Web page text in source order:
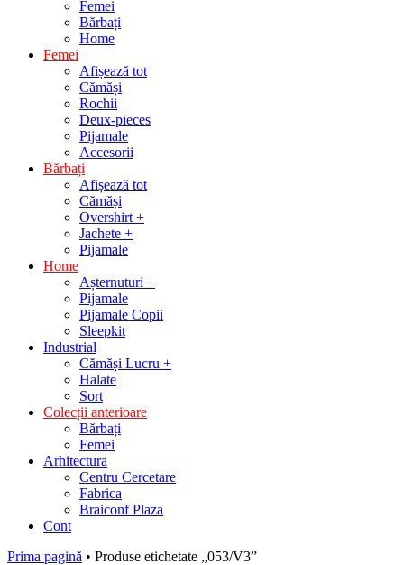
Femei
Bărbați
Home
Femei
Afișează tot
Cămăși
Rochii
Deux-pieces
Pijamale
Accesorii
Bărbați
Afișează tot
Cămăși
Overshirt +
Jachete +
Pijamale
Home
Așternuturi +
Pijamale
Pijamale Copii
Sleepkit
Industrial
Cămăși Lucru +
Halate
Sort
Colecții anterioare
Bărbați
Femei
Arhitectura
Centru Cercetare
Fabrica
Braiconf Plaza
Cont
Prima pagină • Produse etichetate „053/V3”